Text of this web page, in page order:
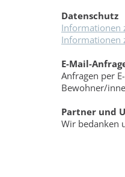
Datenschutz
Informationen
Informationen
E-Mail-
Anfragen per
Bewohner/
Partner und
Wir bedanken